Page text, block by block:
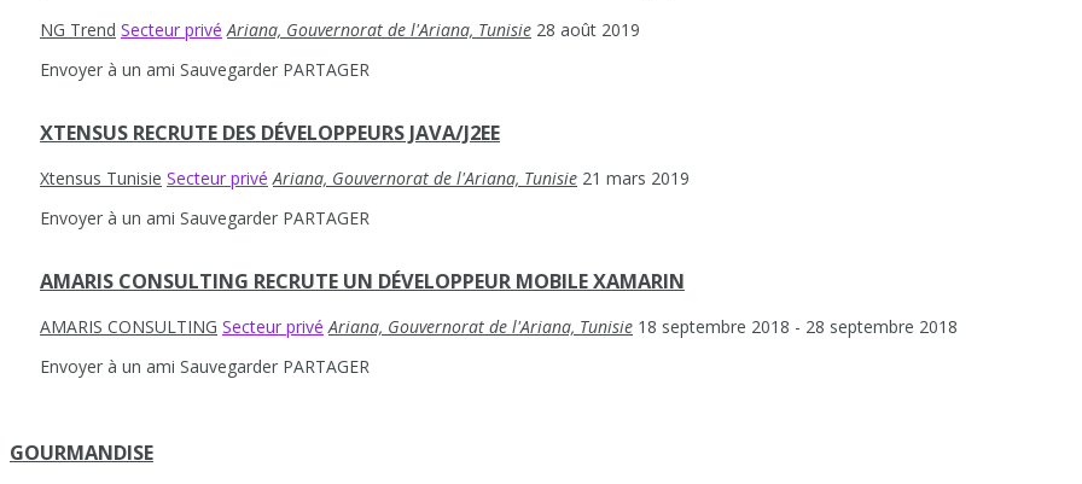
NG Trend Secteur privé Ariana, Gouvernorat de l'Ariana, Tunisie 28 août 2019
Envoyer à un ami Sauvegarder PARTAGER
XTENSUS RECRUTE DES DÉVELOPPEURS JAVA/J2EE
Xtensus Tunisie Secteur privé Ariana, Gouvernorat de l'Ariana, Tunisie 21 mars 2019
Envoyer à un ami Sauvegarder PARTAGER
AMARIS CONSULTING RECRUTE UN DÉVELOPPEUR MOBILE XAMARIN
AMARIS CONSULTING Secteur privé Ariana, Gouvernorat de l'Ariana, Tunisie 18 septembre 2018 - 28 septembre 2018
Envoyer à un ami Sauvegarder PARTAGER
GOURMANDISE